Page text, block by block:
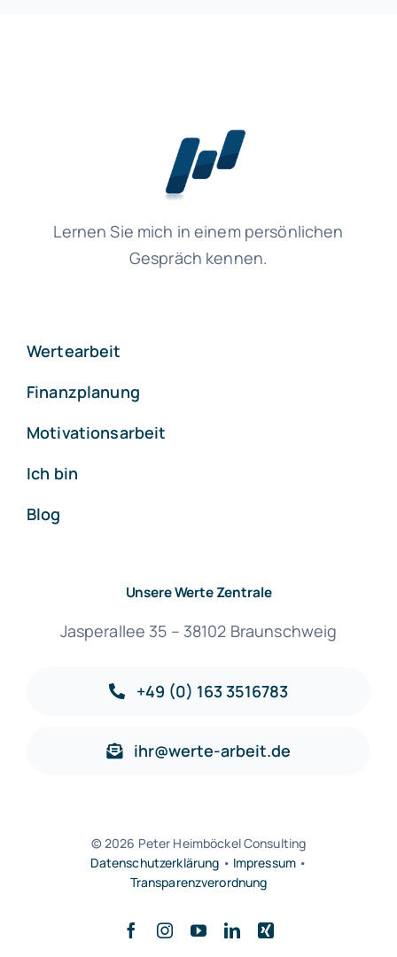
Lernen Sie mich in einem persönlichen
Gespräch kennen.
Wertearbeit
Finanzplanung
Motivationsarbeit
Ich bin
Blog
Unsere Werte Zentrale
Jasperallee 35 – 38102 Braunschweig
+49 (0) 163 3516783
ihr@werte-arbeit.de
© 2026 Peter Heimböckel Consulting
Datenschutzerklärung • Impressum •
Transparenzverordnung